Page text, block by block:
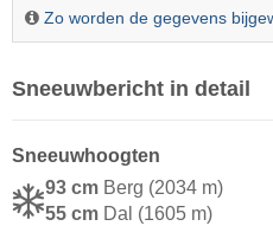
Zo worden de gegevens
Sneeuwbericht in detail
Sneeuwhoogten
93 cm Berg (2034 m)
55 cm Dal (1605 m)